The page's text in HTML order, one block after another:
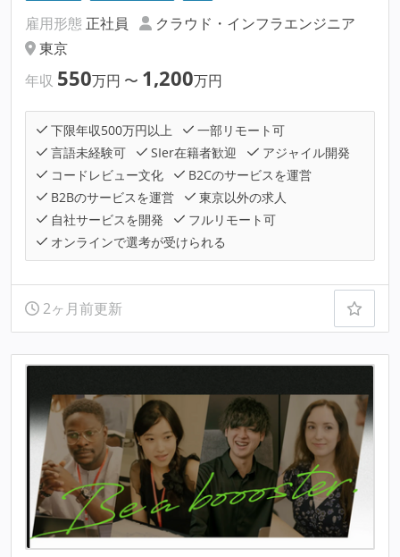
雇用形態 正社員
クラウド・インフラエンジニア
東京
年収 550万円 〜 1,200万円
下限年収500万円以上
一部リモート可
言語未経験可
SIer在籍者歓迎
アジャイル開発
コードレビュー文化
B2Cのサービスを運営
B2Bのサービスを運営
東京以外の求人
自社サービスを開発
フルリモート可
オンラインで選考が受けられる
2ヶ月前更新